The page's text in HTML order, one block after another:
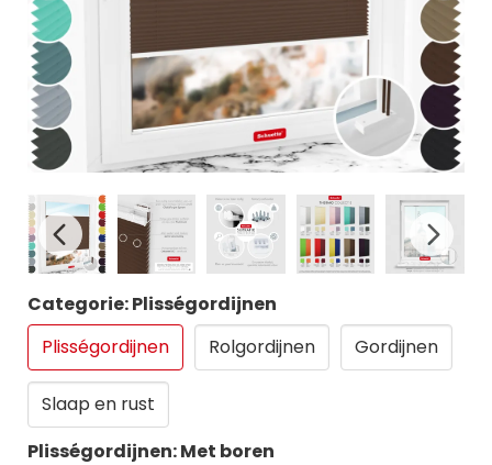
Categorie: Plisségordijnen
Plisségordijnen
Rolgordijnen Gordijnen
Slaap en rust
Plisségordijnen: Met boren